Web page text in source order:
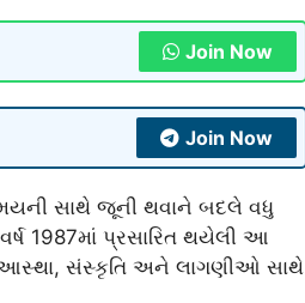
Join Now
Join Now
સાથે જૂની થવાને બદલે વધુ
1987માં પ્રસારિત થયેલી આ
આસ્થા, સંસ્કૃતિ અને લાગણીઓ સાથે